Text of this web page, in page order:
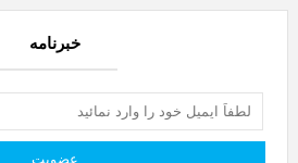
خبرنامه